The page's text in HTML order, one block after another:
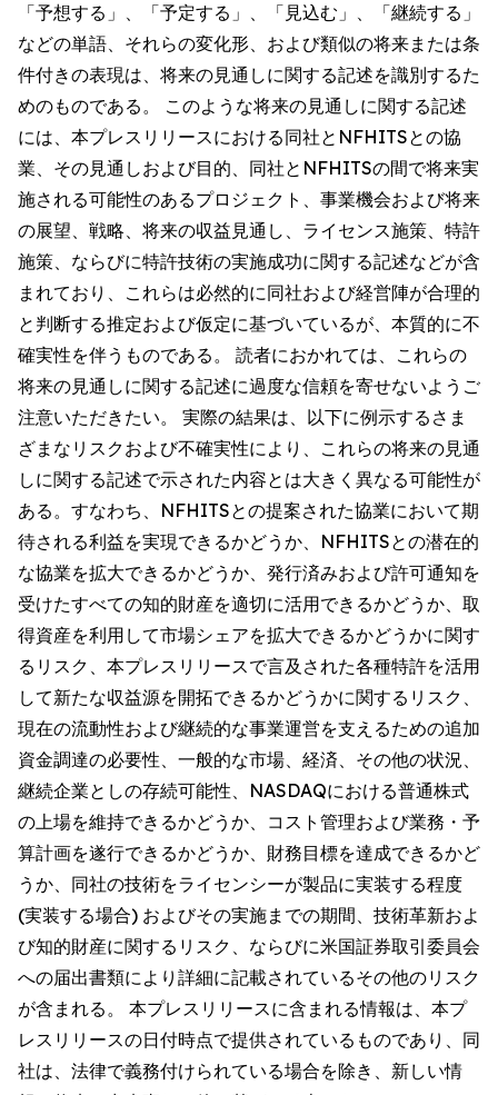
「予想する」、「予定する」、「見込む」、「継続する」
などの単語、それらの変化形、および類似の将来または条
件付きの表現は、将来の見通しに関する記述を識別するた
めのものである。 このような将来の見通しに関する記述
には、本プレスリリースにおける同社とNFHITSとの協
業、その見通しおよび目的、同社とNFHITSの間で将来実
施される可能性のあるプロジェクト、事業機会および将来
の展望、戦略、将来の収益見通し、ライセンス施策、特許
施策、ならびに特許技術の実施成功に関する記述などが含
まれており、これらは必然的に同社および経営陣が合理的
と判断する推定および仮定に基づいているが、本質的に不
確実性を伴うものである。 読者におかれては、これらの
将来の見通しに関する記述に過度な信頼を寄せないようご
注意いただきたい。 実際の結果は、以下に例示するさま
ざまなリスクおよび不確実性により、これらの将来の見通
しに関する記述で示された内容とは大きく異なる可能性が
ある。すなわち、NFHITSとの提案された協業において期
待される利益を実現できるかどうか、NFHITSとの潜在的
な協業を拡大できるかどうか、発行済みおよび許可通知を
受けたすべての知的財産を適切に活用できるかどうか、取
得資産を利用して市場シェアを拡大できるかどうかに関す
るリスク、本プレスリリースで言及された各種特許を活用
して新たな収益源を開拓できるかどうかに関するリスク、
現在の流動性および継続的な事業運営を支えるための追加
資金調達の必要性、一般的な市場、経済、その他の状況、
継続企業としの存続可能性、NASDAQにおける普通株式
の上場を維持できるかどうか、コスト管理および業務・予
算計画を遂行できるかどうか、財務目標を達成できるかど
うか、同社の技術をライセンシーが製品に実装する程度
(実装する場合) およびその実施までの期間、技術革新およ
び知的財産に関するリスク、ならびに米国証券取引委員会
への届出書類により詳細に記載されているその他のリスク
が含まれる。 本プレスリリースに含まれる情報は、本プ
レスリリースの日付時点で提供されているものであり、同
社は、法律で義務付けられている場合を除き、新しい情